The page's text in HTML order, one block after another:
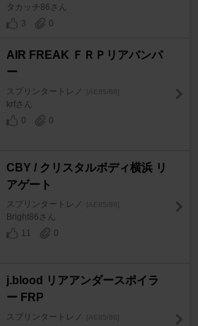
タカッチ86さん
3
0
AIR FREAK ＦＲＰリアバンパ
ー
スプリンタートレノ [AE85/86]
krfさん
0
0
CBY / クリスタルボディ横浜 リ
アゲート
スプリンタートレノ [AE85/86]
Bright86さん
11
0
j.blood リアアンダースポイラ
ー FRP
スプリンタートレノ [AE85/86]